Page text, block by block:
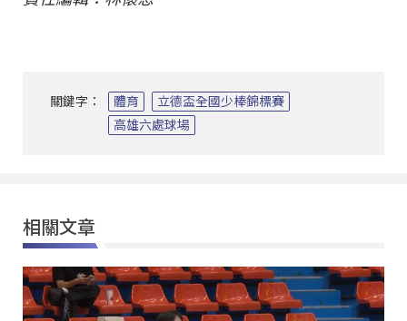
關鍵字： 體育
立德盃全國少棒錦標賽
高雄六處球場
相關文章